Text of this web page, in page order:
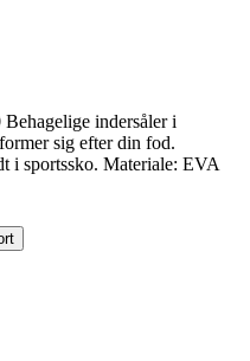
indersåler i
sig efter din fod.
i sportssko. Materiale: EVA